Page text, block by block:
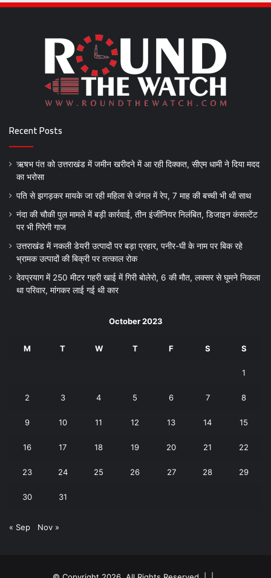
Recent Posts
ऋषभ पंत को उत्तराखंड में जमीन खरीदने में आ रही दिक्कत, सीएम धामी ने दिया मदद
का भरोसा
पति से झगड़कर मायके जा रही महिला से जंगल में रेप, 7 माह की बच्ची भी थी साथ
नंदा की चौकी पुल मामले में बड़ी कार्रवाई, तीन इंजीनियर निलंबित, डिजाइन कंसल्टेंट
पर भी गिरेगी गाज
उत्तराखंड में नकली डेयरी उत्पादों पर बड़ा प्रहार, पनीर-घी के नाम पर बिक रहे
भ्रामक उत्पादों की बिक्री पर तत्काल रोक
देवप्रयाग में 250 मीटर गहरी खाई में गिरी बोलेरो, 6 की मौत, लक्सर से घूमने निकला
था परिवार, मांगकर लाई गई थी कार
October 2023
M T W T F S S
1
2 3 4 5 6 7 8
9 10 11 12 13 14 15
16 17 18 19 20 21 22
23 24 25 26 27 28 29
30 31
« Sep Nov »